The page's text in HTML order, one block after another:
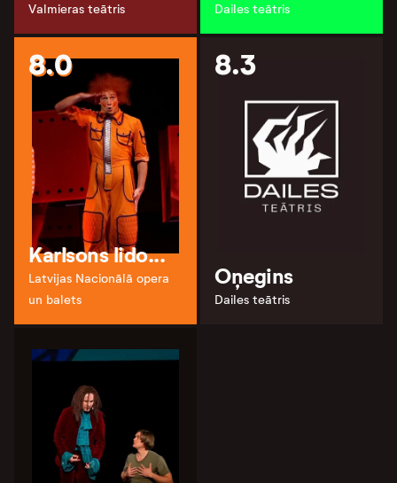
Valmieras teātris Dailes teātris
8.0
Karlsons lido...
Latvijas Nacionālā opera
un balets
8.3
Oņegins
Dailes teātris